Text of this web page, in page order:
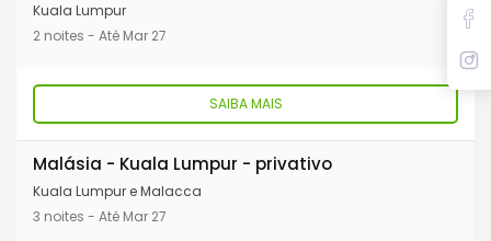
belas praias e conferir de perto a incrível biodiversidade de
Kuala Lumpur
2 noites - Até Mar 27
SAIBA MAIS
Malásia - Kuala Lumpur - privativo
Kuala Lumpur e Malacca
3 noites - Até Mar 27